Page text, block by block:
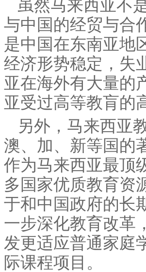
虽然马来西亚不
与中国的经贸与合
是中国在东南亚地
经济形势稳定，失
亚在海外有大量的
亚受过高等教肓的
另外，马来西亚
澳、加、新等国的
作为马来西亚最顶
多国家优质教育资
于和中国政府的长
一步深化教育改革
发更适应普通家庭
际课程项目。